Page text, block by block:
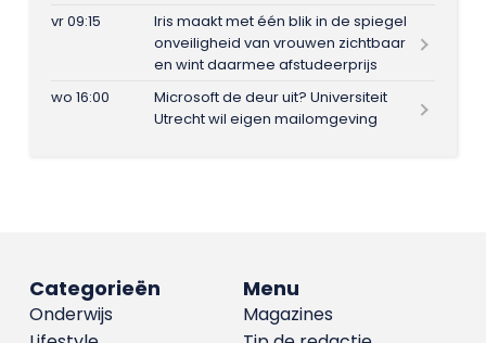
vr 09:15
Iris maakt met één blik in de spiegel
onveiligheid van vrouwen zichtbaar
en wint daarmee afstudeerprijs
wo 16:00
Microsoft de deur uit? Universiteit
Utrecht wil eigen mailomgeving
Menu
Magazines
Categorieën
Onderwijs